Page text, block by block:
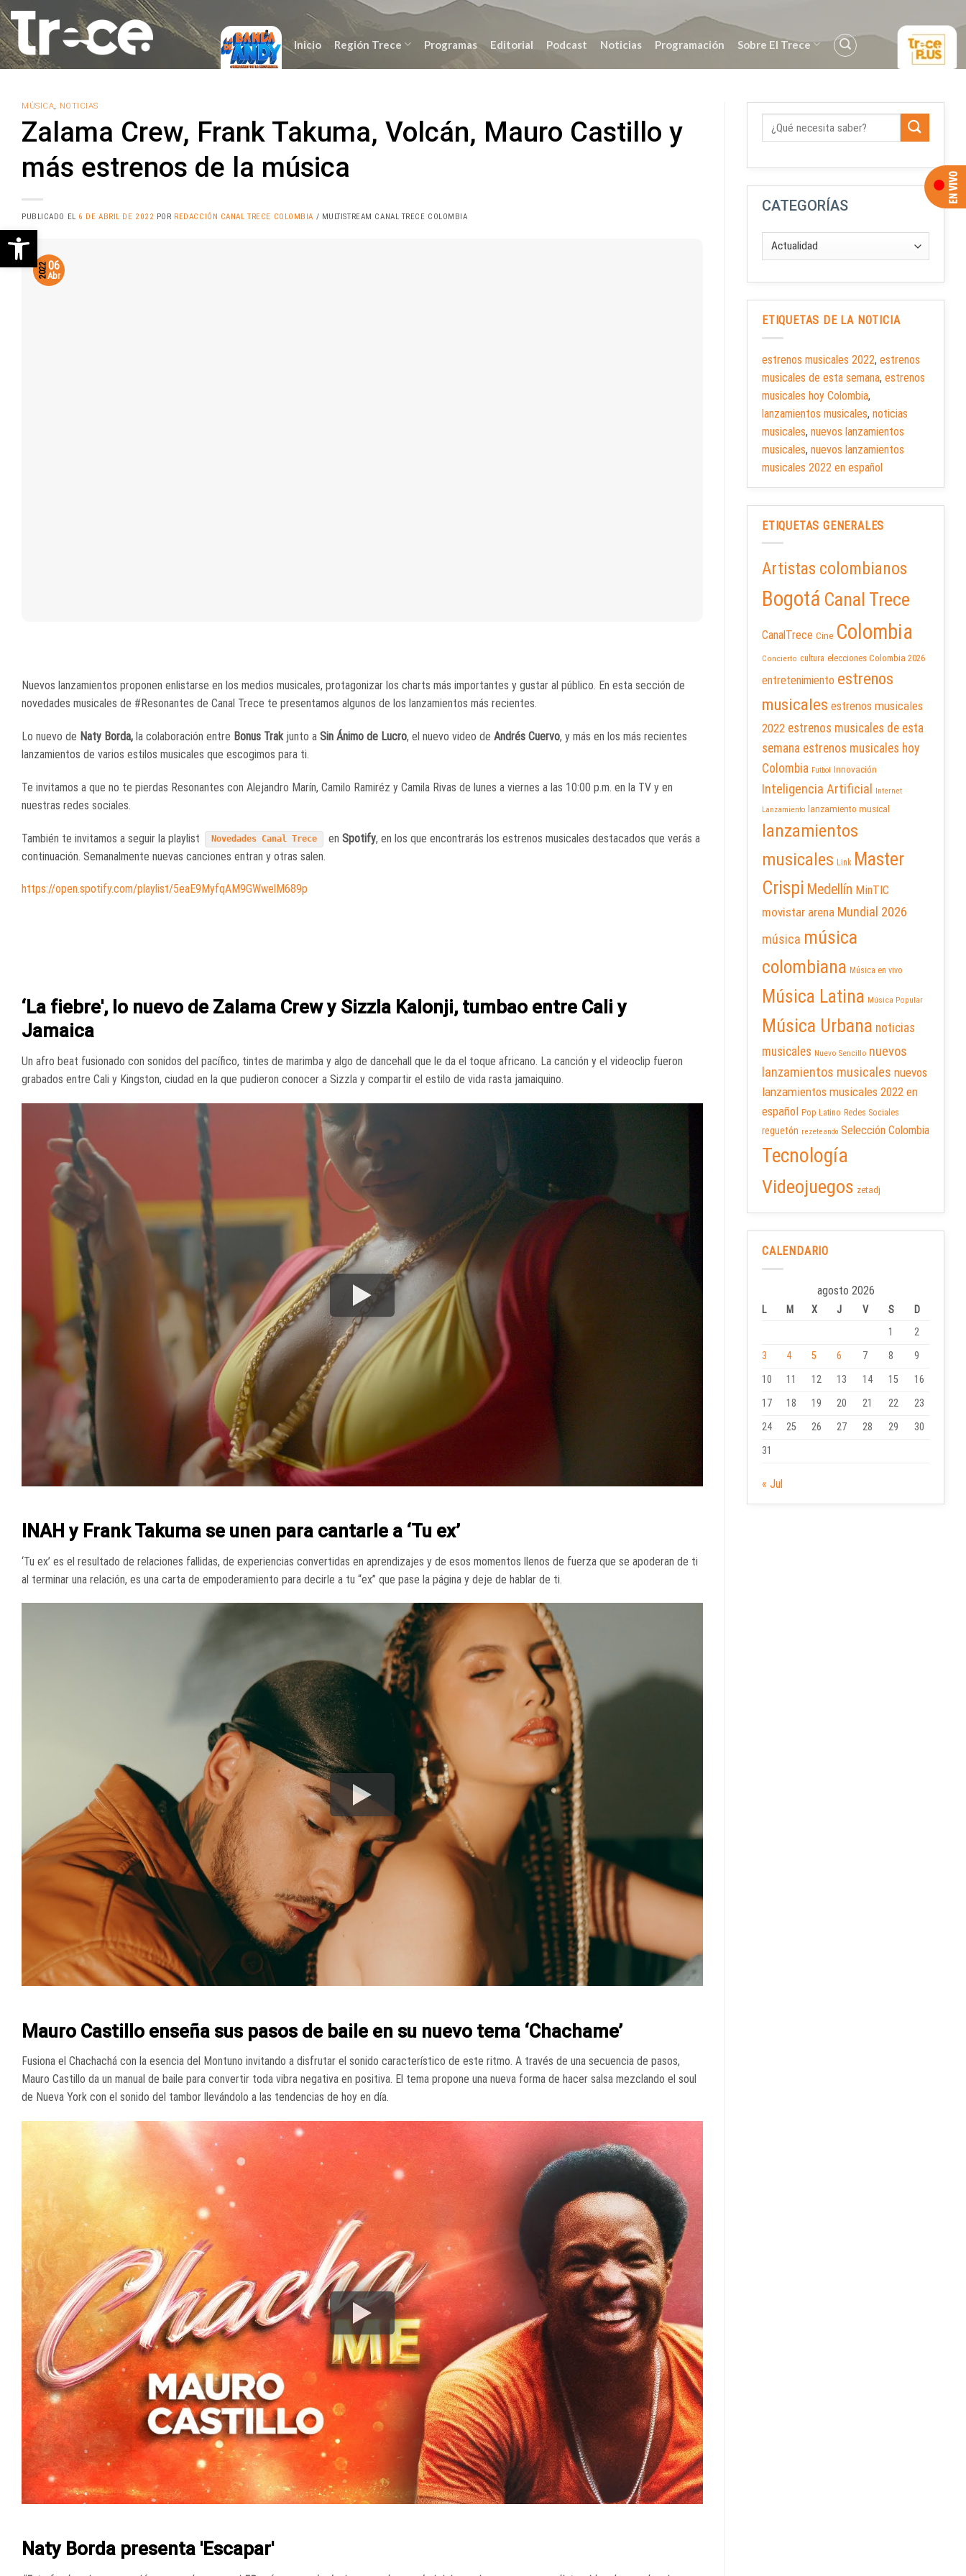
Saltar
al
contenido
Inicio Región Trece Programas Editorial Podcast Noticias Programación Sobre El Trece
MÚSICA, NOTICIAS
Zalama Crew, Frank Takuma, Volcán, Mauro Castillo y
más estrenos de la música
PUBLICADO EL 6 DE ABRIL DE 2022 POR REDACCIÓN CANAL TRECE COLOMBIA / MULTISTREAM CANAL TRECE COLOMBIA
06
Abr
2022
Nuevos lanzamientos proponen enlistarse en los medios musicales, protagonizar los charts más importantes y gustar al público. En esta sección de
novedades musicales de #Resonantes de Canal Trece te presentamos algunos de los lanzamientos más recientes.
Lo nuevo de Naty Borda, la colaboración entre Bonus Trak junto a Sin Ánimo de Lucro, el nuevo video de Andrés Cuervo, y más en los más recientes
lanzamientos de varios estilos musicales que escogimos para ti.
Te invitamos a que no te pierdas Resonantes con Alejandro Marín, Camilo Ramiréz y Camila Rivas de lunes a viernes a las 10:00 p.m. en la TV y en
nuestras redes sociales.
También te invitamos a seguir la playlist Novedades Canal Trece enSpotify, en los que encontrarás los estrenos musicales destacados que verás a
continuación. Semanalmente nuevas canciones entran y otras salen.
https://open.spotify.com/playlist/5eaE9MyfqAM9GWwelM689p
‘La fiebre', lo nuevo de Zalama Crew y Sizzla Kalonji, tumbao entre Cali y
Jamaica
Un afro beat fusionado con sonidos del pacífico, tintes de marimba y algo de dancehall que le da el toque africano. La canción y el videoclip fueron
grabados entre Cali y Kingston, ciudad en la que pudieron conocer a Sizzla y compartir el estilo de vida rasta jamaiquino.
INAH y Frank Takuma se unen para cantarle a ‘Tu ex’
‘Tu ex’ es el resultado de relaciones fallidas, de experiencias convertidas en aprendizajes y de esos momentos llenos de fuerza que se apoderan de ti
al terminar una relación, es una carta de empoderamiento para decirle a tu “ex” que pase la página y deje de hablar de ti.
Mauro Castillo enseña sus pasos de baile en su nuevo tema ‘Chachame’
Fusiona el Chachachá con la esencia del Montuno invitando a disfrutar el sonido característico de este ritmo. A través de una secuencia de pasos,
Mauro Castillo da un manual de baile para convertir toda vibra negativa en positiva. El tema propone una nueva forma de hacer salsa mezclando el soul
de Nueva York con el sonido del tambor llevándolo a las tendencias de hoy en día.
Naty Borda presenta 'Escapar'
CATEGORÍAS
ETIQUETAS DE LA NOTICIA
estrenos musicales 2022, estrenos
musicales de esta semana, estrenos
musicales hoy Colombia,
lanzamientos musicales, noticias
musicales, nuevos lanzamientos
musicales, nuevos lanzamientos
musicales 2022 en español
ETIQUETAS GENERALES
Artistas colombianos
Bogotá Canal Trece
CanalTrece Cine Colombia
Concierto cultura elecciones Colombia 2026
entretenimiento estrenos
musicales estrenos musicales
2022 estrenos musicales de esta
semana estrenos musicales hoy
Colombia Futbol Innovación
Inteligencia Artificial
Internet
Lanzamiento
lanzamiento musical
lanzamientos
musicales Link Master
Crispi Medellín MinTIC
movistar arena Mundial 2026
música música
colombiana Música en vivo
Música Latina Música Popular
Música Urbana noticias
musicales Nuevo Sencillo nuevos
lanzamientos musicales nuevos
lanzamientos musicales 2022 en
español Pop Latino Redes Sociales
reguetón rezeteando Selección Colombia
Tecnología
Videojuegos zetadj
CALENDARIO
agosto 2026
L M X J V S
D
1
2
3
4 5 6 7 8
9
10
11 12 13 14 15
16
17
18 19 20 21 22
23
24
25 26 27 28 29
30
31
« Jul
Abrir barra de herramientas